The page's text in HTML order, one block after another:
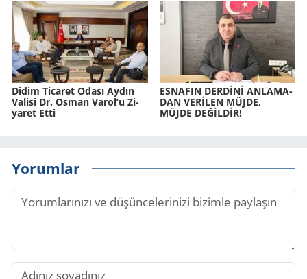
Didim Ti­ca­ret Odası Aydın
Va­li­si Dr. Osman Varol’u Zi­
ya­ret Etti
ES­NA­FIN DERDİNİ AN­LA­MA­
DAN VERİLEN MÜJDE,
MÜJDE DEĞİLDİR!
Yorumlar